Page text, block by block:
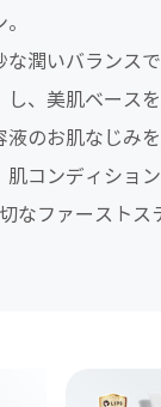
な潤いバランス
、美肌ベースを
液のお肌なじみ
肌コンディショ
なファーストス